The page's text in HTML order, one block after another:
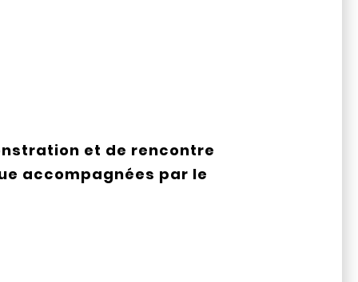
et de rencontre
accompagnées par le